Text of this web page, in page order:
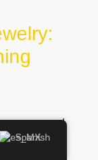
y Cambios
Spanish